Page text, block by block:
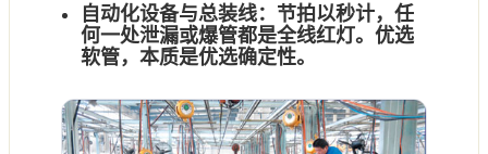
自动化设备与总装线： 节拍以秒计，任
何一处泄漏或爆管都是全线红灯。优选
软管，本质是优选确定性。